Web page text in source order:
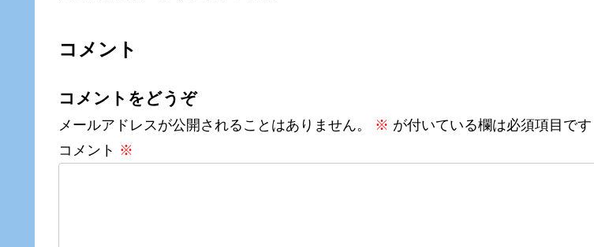
コメント
コメントをどうぞ
メールアドレスが公開されることはありません。 ※ が付いている欄は必須項目です
コメント ※